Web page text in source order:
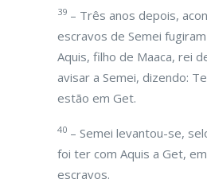
39 – Três anos depois,
escravos de Semei
Aquis, filho de Maaca, rei
avisar a Semei, dizendo:
estão em Get.
40 – Semei levantou-se,
foi ter com Aquis a Get,
escravos.